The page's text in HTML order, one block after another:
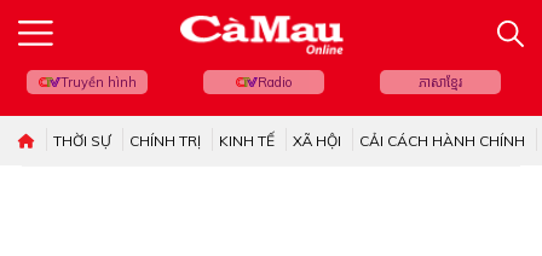
Truyền hình Radio ភាសាខ្មែរ
THỜI SỰ CHÍNH TRỊ KINH TẾ XÃ HỘI CẢI CÁCH HÀNH CHÍNH